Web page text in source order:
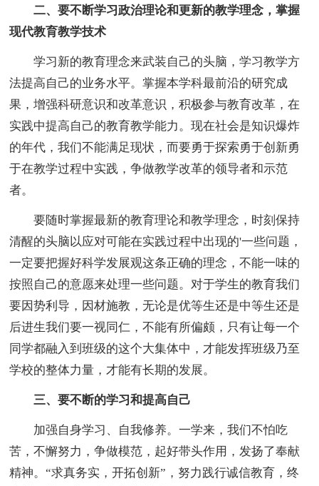
二、要不断学习政治理论和更新的教学理念，掌握
现代教育教学技术
学习新的教育理念来武装自己的头脑，学习教学方
法提高自己的业务水平。掌握本学科最前沿的研究成
果，增强科研意识和改革意识，积极参与教育改革，在
实践中提高自己的教育教学能力。现在社会是知识爆炸
的年代，我们不能满足现状，而要勇于探索勇于创新勇
于在教学过程中实践，争做教学改革的领导者和示范
者。
要随时掌握最新的教育理论和教学理念，时刻保持
清醒的头脑以应对可能在实践过程中出现的'一些问题，
一定要把握好科学发展观这条正确的理念，不能一味的
按照自己的意愿来处理一些问题。对于学生的教育我们
要因势利导，因材施教，无论是优等生还是中等生还是
后进生我们要一视同仁，不能有所偏颇，只有让每一个
同学都融入到班级的这个大集体中，才能发挥班级乃至
学校的整体力量，才能有长期的发展。
三、要不断的学习和提高自己
加强自身学习、自我修养。一学来，我们不怕吃
苦，不懈努力，争做模范，起好带头作用，发扬了奉献
精神。“求真务实，开拓创新”，努力践行诚信教育，终